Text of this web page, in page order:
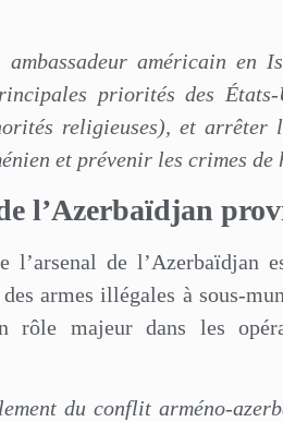
américain en
priorités des
religieuses), et arrêter
et prévenir les crimes de
l’Azerbaïdjan
de l’Azerbaïdjan
armes illégales à sous-
rôle majeur dans les
du conflit arméno-